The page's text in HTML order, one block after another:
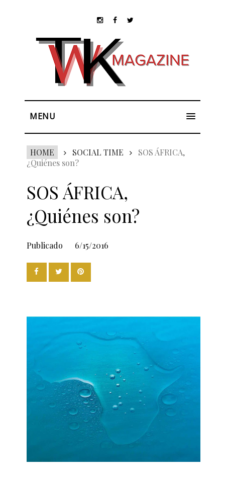
MENU
HOME SOCIAL TIME
SOS ÁFRICA,
¿Quiénes son?
SOS ÁFRICA,
¿Quiénes son?
Publicado 6/15/2016